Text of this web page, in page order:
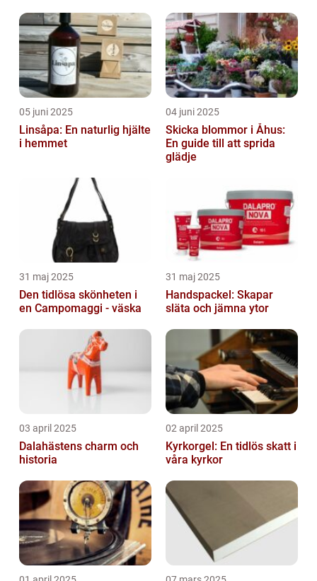
05 juni 2025
Linsåpa: En naturlig hjälte
i hemmet
04 juni 2025
Skicka blommor i Åhus:
En guide till att sprida
glädje
31 maj 2025
Den tidlösa skönheten i
en Campomaggi - väska
31 maj 2025
Handspackel: Skapar
släta och jämna ytor
03 april 2025
Dalahästens charm och
historia
02 april 2025
Kyrkorgel: En tidlös skatt i
våra kyrkor